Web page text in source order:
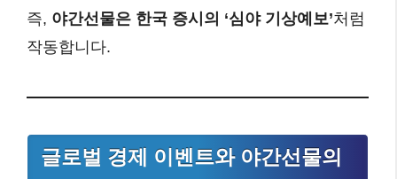
즉, 야간선물은 한국 증시의 ‘심야 기상예보’처럼
작동합니다.
글로벌 경제 이벤트와 야간선물의